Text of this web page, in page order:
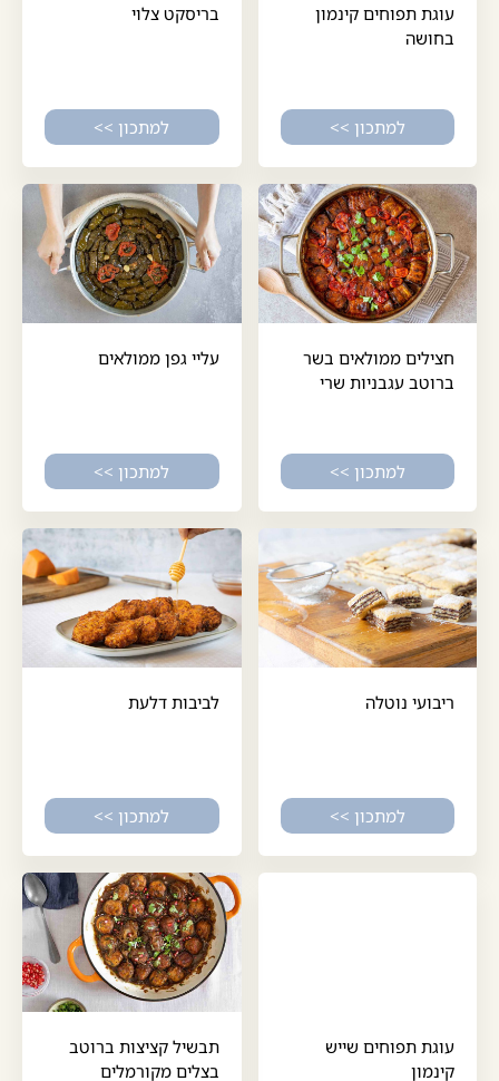
עוגת תפוחים קינמון
בחושה
למתכון >>
בריסקט צלוי
למתכון >>
חצילים ממולאים בשר
ברוטב עגבניות שרי
למתכון >>
עליי גפן ממולאים
למתכון >>
ריבועי נוטלה
למתכון >>
לביבות דלעת
למתכון >>
עוגת תפוחים שייש
קינמון
תבשיל קציצות ברוטב
בצלים מקורמלים